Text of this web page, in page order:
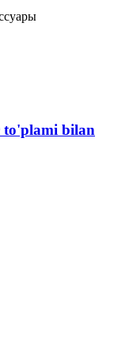
to'plami bilan